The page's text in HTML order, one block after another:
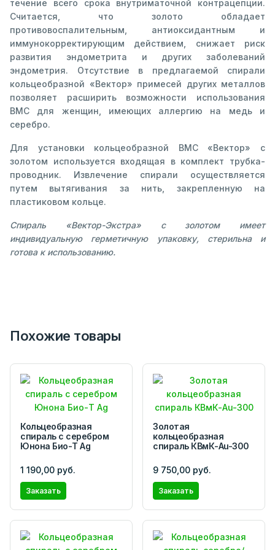
течение всего срока внутриматочной контрацепции.
Считается, что золото обладает
противовоспалительным, антиоксидантным и
иммунокорректирующим действием, снижает риск
развития эндометрита и других заболеваний
эндометрия. Отсутствие в предлагаемой спирали
кольцеобразной «Вектор» примесей других металлов
позволяет расширить возможности использования
ВМС для женщин, имеющих аллергию на медь и
серебро.
Для установки кольцеобразной ВМС «Вектор» с
золотом используется входящая в комплект трубка-
проводник. Извлечение спирали осуществляется
путем вытягивания за нить, закрепленную на
пластиковом кольце.
Спираль «Вектор-Экстра» с золотом имеет
индивидуальную герметичную упаковку, стерильна и
готова к использованию.
Похожие товары
Кольцеобразная
спираль с серебром
Юнона Био-Т Ag
1 190,00 руб.
Заказать
Золотая
кольцеобразная
спираль КВмК-Au-300
9 750,00 руб.
Заказать